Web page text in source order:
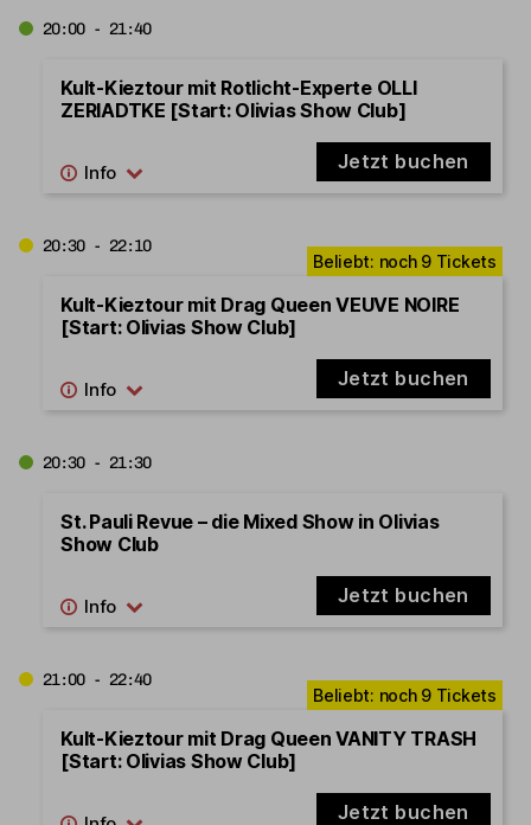
20:00 - 21:40
Kult-Kieztour mit Rotlicht-Experte OLLI
ZERIADTKE [Start: Olivias Show Club]
Jetzt buchen
20:30 - 22:10
Kult-Kieztour mit Drag Queen VEUVE NOIRE
[Start: Olivias Show Club]
Jetzt buchen
20:30 - 21:30
St. Pauli Revue – die Mixed Show in Olivias
Show Club
Jetzt buchen
21:00 - 22:40
Kult-Kieztour mit Drag Queen VANITY TRASH
[Start: Olivias Show Club]
Jetzt buchen